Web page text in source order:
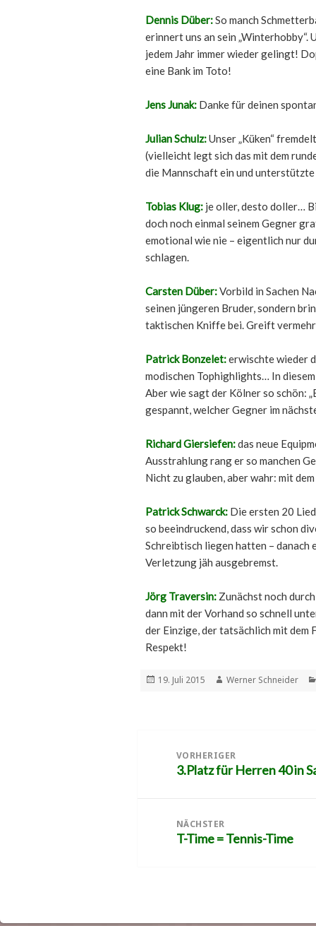
Dennis Düber:So manch
erinnert uns an sein
jedem Jahr immer wieder gelingt!
eine Bank im Toto!
Jens Junak: Danke für deinen
Julian Schulz:Unser „Küken“
(vielleicht legt sich das mit dem
die Mannschaft ein und
Tobias Klug: je oller, desto doller…
doch noch einmal seinem Gegner
emotional wie nie – eigentlich nur
schlagen.
Carsten Düber:Vorbild in Sachen
seinen jüngeren Bruder, sondern
taktischen Kniffe bei. Greift
Patrick Bonzelet:erwischte wieder
modischen Tophighlights… In
Aber wie sagt der Kölner so schön:
gespannt, welcher Gegner im
Richard Giersiefen:das neue
Ausstrahlung rang er so manchen
Nicht zu glauben, aber wahr: mit
Patrick Schwarck: Die ersten 20
so beeindruckend, dass wir schon
Schreibtisch liegen hatten – danach
Verletzung jäh ausgebremst.
Jörg Traversin: Zunächst noch
dann mit der Vorhand so schnell
der Einzige, der tatsächlich mit dem
Respekt!
Veröffentlicht
19. Juli 2015 Autor
Werner Schneider
VORHERIGER
Vorheriger
3.Platz für Herren 40 in
NÄCHSTER
Nächster
T-Time = Tennis-Time